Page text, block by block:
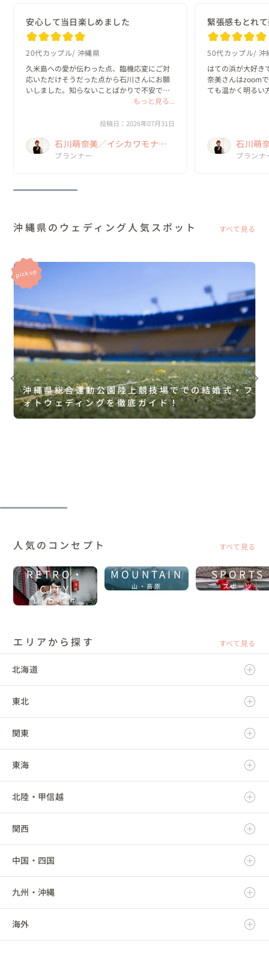
安心して当日楽しめました
20代カップル 沖縄県
久米島への愛が伝わった点、臨機応変にご対
応いただけそうだった点から石川さんにお願
いしました。知らないことばかりで不安でし
たが、丁寧に回答してくださり安心して当日
すが、なんとかお天気にも恵まれて素敵な思
もっと見る...
投稿日：2026年07月31日
石川萌奈美／イシカワモナ
ミ Kume La Chic クメラシッ
プランナー
緊張感もとれ
50代カップル 沖
はての浜が大好き
奈美さんはzoom
ても温かく明るい
石川萌
ミ
プランナ
沖縄県のウェディング人気スポット すべて見る
沖縄県総合運動公園陸上競技場ででの結婚式・フ
ォトウェディングを徹底ガイド！
人気のコンセプト すべて見る
RETRO・
CITY
レトロ・街中
MOUNTAIN
山・高原
SPORTS
スポーツ
エリアから探す すべて見る
北海道
北海道
東北
青森県
岩手県
宮城県
秋田県
山形県
福島県
関東
茨城県
栃木県
群馬県
埼玉県
千葉県
東京都
東海
岐阜県
静岡県
愛知県
三重県
北陸・甲信越
新潟県
富山県
石川県
福井県
関西
滋賀県
京都府
大阪府
中国・四国
鳥取県
島根県
九州・沖縄
福岡県
海外